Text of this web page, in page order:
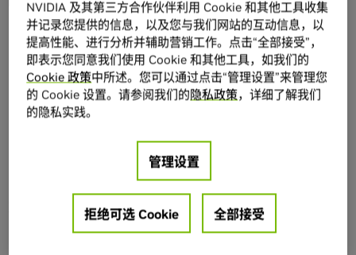
详情 字幕为自动生成
Disney’s Olaf: From the
Screen to Reality via
Physical AI
NVIDIA 及其第三方合作伙伴利用 Cookie 和其他工具收集
并记录您提供的信息，以及您与我们网站的互动信息，以
提高性能、进行分析并辅助营销工作。点击“全部接受”，
即表示您同意我们使用 Cookie 和其他工具，如我们的
Cookie 政策中所述。您可以通过点击“管理设置”来管理您
的 Cookie 设置。请参阅我们的隐私政策，详细了解我们
的隐私实践。
管理设置
拒绝可选 Cookie 全部接受